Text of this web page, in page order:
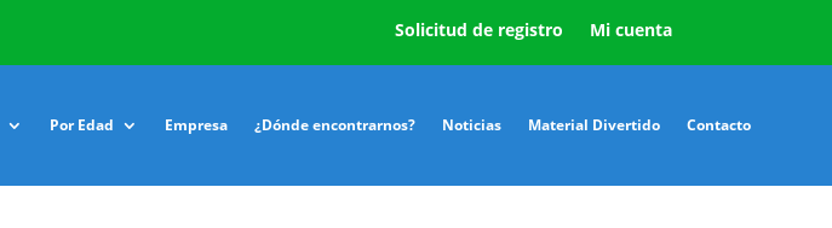
Solicitud de registro Mi cuenta
Por Edad Empresa ¿Dónde encontrarnos? Noticias Material Divertido Contacto